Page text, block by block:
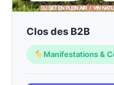
Clos des B2B
Manifestations &